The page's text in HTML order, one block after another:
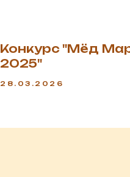
Конкурс "Мёд
2025"
28.03.2026